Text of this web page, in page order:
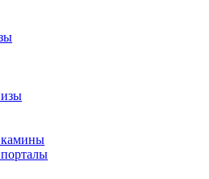
камины